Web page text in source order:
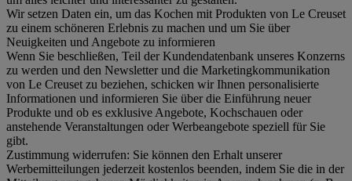
Wir setzen Daten ein, um das Kochen mit Produkten von Le Creuset
zu einem schöneren Erlebnis zu machen und um Sie über
Neuigkeiten und Angebote zu informieren
Wenn Sie beschließen, Teil der Kundendatenbank unseres Konzerns
zu werden und den Newsletter und die Marketingkommunikation
von Le Creuset zu beziehen, schicken wir Ihnen personalisierte
Informationen und informieren Sie über die Einführung neuer
Produkte und ob es exklusive Angebote, Kochschauen oder
anstehende Veranstaltungen oder Werbeangebote speziell für Sie
gibt.
Zustimmung widerrufen: Sie können den Erhalt unserer
Werbemitteilungen jederzeit kostenlos beenden, indem Sie die in der